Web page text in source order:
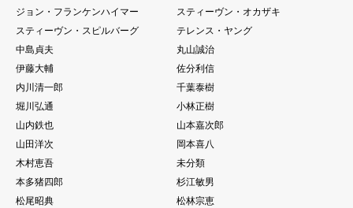
ジョン・フランケンハイマー
スティーヴン・オカザキ
スティーヴン・スピルバーグ
テレンス・ヤング
中島貞夫
丸山誠治
伊藤大輔
佐分利信
内川清一郎
千葉泰樹
堀川弘通
小林正樹
山内鉄也
山本嘉次郎
山田洋次
岡本喜八
木村恵吾
未分類
本多猪四郎
杉江敏男
松尾昭典
松林宗恵